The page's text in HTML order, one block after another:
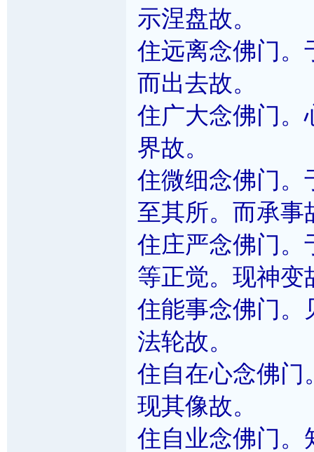
示涅盘故。
住远离念佛门。
而出去故。
住广大念佛门。
界故。
住微细念佛门。
至其所。而承事
住庄严念佛门。
等正觉。现神变
住能事念佛门。
法轮故。
住自在心念佛门
现其像故。
住自业念佛门。